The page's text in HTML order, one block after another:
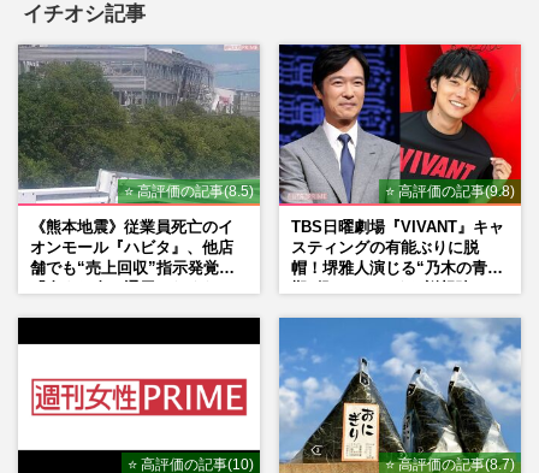
イチオシ記事
⭐ 高評価の記事(8.5)
《熊本地震》従業員死亡のイ
オンモール『ハビタ』、他店
舗でも“売上回収”指示発覚で
⭐ 高評価の記事(9.8)
TBS日曜劇場『VIVANT』キャ
スティングの有能ぶりに脱
帽！堺雅人演じる“乃木の青年
マン長男・櫻井海音だった
⭐ 高評価の記事(10) ⭐ 高評価の記事(8.7)